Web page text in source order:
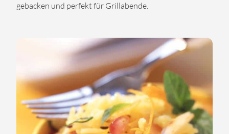
gebacken und perfekt für Grillabende.